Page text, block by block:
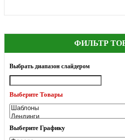
ФИЛЬТР
Выбрать диапазон слайдером
Выберите Товары
Выберите Графику